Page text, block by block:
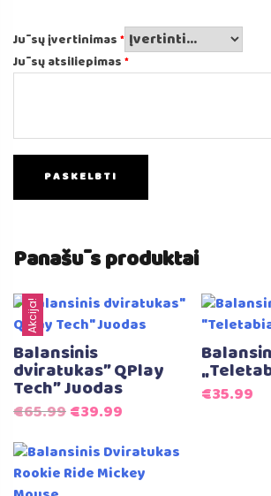
Jūsų įvertinimas*
Jūsų atsiliepimas*
Panašūs produktai
Akcija!
Balansinis
dviratukas” QPlay
Tech” Juodas
€65.99Original
was:
€65.99.
€39.99
is:
€39.99.
€35.99